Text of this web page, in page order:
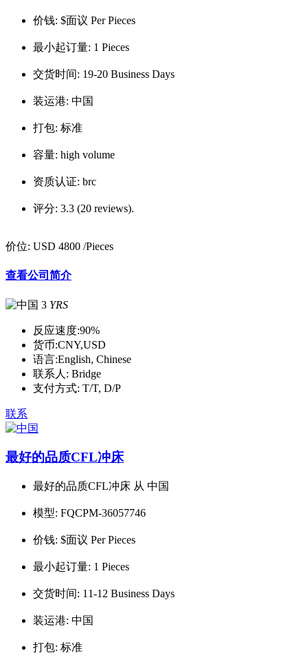
价钱: $面议 Per Pieces
最小起订量: 1 Pieces
交货时间: 19-20 Business Days
装运港: 中国
打包: 标准
容量: high volume
资质认证: brc
评分: 3.3 (20 reviews).
价位: USD 4800 /Pieces
查看公司简介
3 YRS
反应速度:90%
货币:CNY,USD
语言:English, Chinese
联系人: Bridge
支付方式: T/T, D/P
联系
最好的品质CFL冲床
最好的品质CFL冲床 从 中国
模型: FQCPM-36057746
价钱: $面议 Per Pieces
最小起订量: 1 Pieces
交货时间: 11-12 Business Days
装运港: 中国
打包: 标准